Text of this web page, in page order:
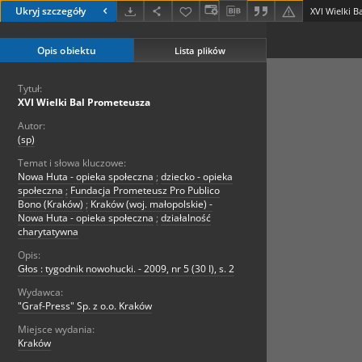
Ukryj szczegóły XVI Wielki
Opis obiektu Lista plików
Tytuł:
XVI Wielki Bal Prometeusza
Autor:
(sp)
Temat i słowa kluczowe:
Nowa Huta - opieka społeczna ; dziecko - opieka
społeczna ; Fundacja Prometeusz Pro Publico
Bono (Kraków) ; Kraków (woj. małopolskie) -
Nowa Huta - opieka społeczna ; działalność
charytatywna
Opis:
Głos : tygodnik nowohucki. - 2009, nr 5 (30 I), s. 2
Wydawca:
"Graf-Press" Sp. z o.o. Kraków
Miejsce wydania:
Kraków